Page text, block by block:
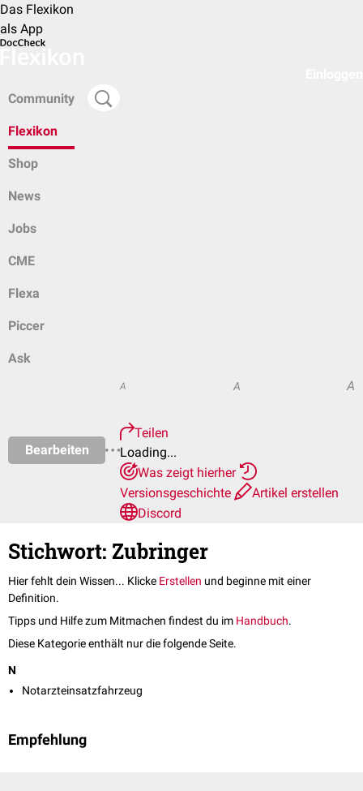
Das Flexikon
als App
Community
Flexikon
Shop
News
Jobs
CME
Flexa
Piccer
Ask
Bearbeiten
A A A
Teilen
Loading...
Was zeigt hierher
Versionsgeschichte
Artikel erstellen
Discord
Stichwort: Zubringer
Hier fehlt dein Wissen... Klicke Erstellen und beginne mit einer
Definition.
Tipps und Hilfe zum Mitmachen findest du im Handbuch.
Diese Kategorie enthält nur die folgende Seite.
N
Notarzteinsatzfahrzeug
Empfehlung